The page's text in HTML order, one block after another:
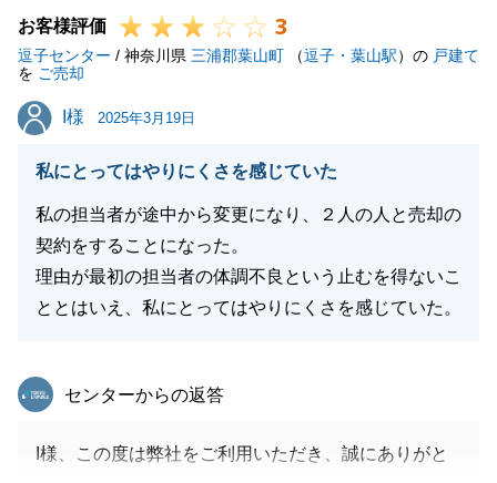
気軽にお声がけいただけますと幸いです。
お客様評価 3
逗子センター / 神奈川県 三浦郡葉山町 （逗子・葉山駅）の 戸建て
を ご売却
I様
I様 2025年3月19日
私にとってはやりにくさを感じていた
私の担当者が途中から変更になり、２人の人と売却の
契約をすることになった。
理由が最初の担当者の体調不良という止むを得ないこ
ととはいえ、私にとってはやりにくさを感じていた。
東急リバブル
センターからの返答
I様、この度は弊社をご利用いただき、誠にありがと